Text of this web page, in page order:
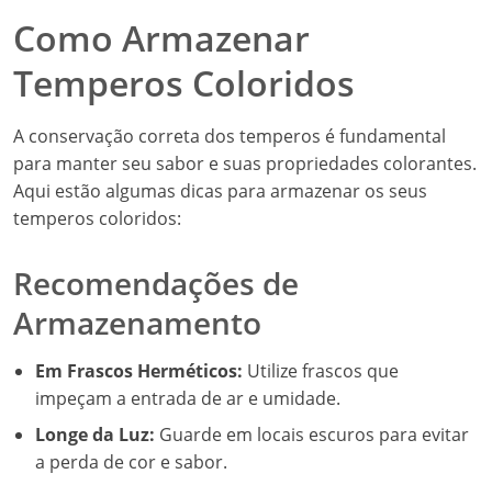
Como Armazenar
Temperos Coloridos
A conservação correta dos temperos é fundamental
para manter seu sabor e suas propriedades colorantes.
Aqui estão algumas dicas para armazenar os seus
temperos coloridos:
Recomendações de
Armazenamento
Em Frascos Herméticos: Utilize frascos que
impeçam a entrada de ar e umidade.
Longe da Luz: Guarde em locais escuros para evitar
a perda de cor e sabor.